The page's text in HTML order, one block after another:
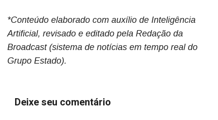
*Conteúdo elaborado com auxílio de Inteligência
Artificial, revisado e editado pela Redação da
Broadcast (sistema de notícias em tempo real do
Grupo Estado).
Deixe seu comentário